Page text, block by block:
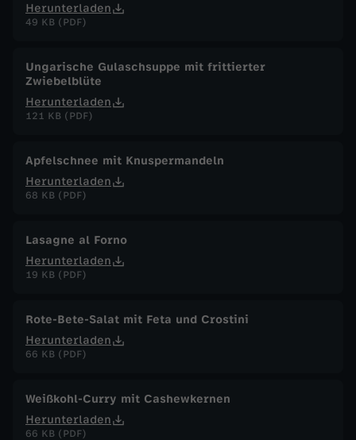
Herunterladen
49 KB (PDF)
Ungarische Gulaschsuppe mit frittierter
Zwiebelblüte
Herunterladen
121 KB (PDF)
Apfelschnee mit Knuspermandeln
Herunterladen
68 KB (PDF)
Lasagne al Forno
Herunterladen
19 KB (PDF)
Rote-Bete-Salat mit Feta und Crostini
Herunterladen
66 KB (PDF)
Weißkohl-Curry mit Cashewkernen
Herunterladen
66 KB (PDF)